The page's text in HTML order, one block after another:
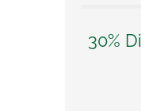
30%